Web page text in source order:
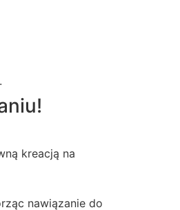
kreacją na
nawiązanie do